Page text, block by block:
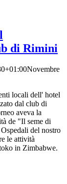
di Rimini
Novembre
locali dell' hotel
dal club di
aveva la
de "Il seme di
del nostro
le attività
in Zimbabwe.